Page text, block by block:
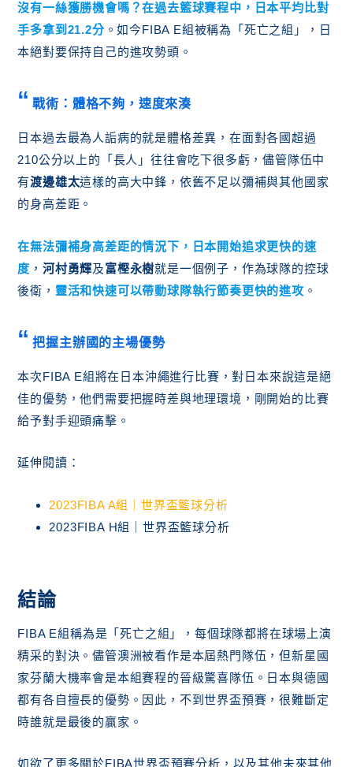
沒有一絲獲勝機會嗎？在過去籃球賽程中，日本平均比對
手多拿到21.2分。如今FIBA E組被稱為「死亡之組」，日
本絕對要保持自己的進攻勢頭。
戰術：體格不夠，速度來湊
日本過去最為人詬病的就是體格差異，在面對各國超過
210公分以上的「長人」往往會吃下很多虧，儘管隊伍中
有渡邊雄太這樣的高大中鋒，依舊不足以彌補與其他國家
的身高差距。
在無法彌補身高差距的情況下， 日本開始追求更快的速
度 ，河村勇輝及富樫永樹就是一個例子，作為球隊的控球
後衛， 靈活和快速可以帶動球隊執行節奏更快的進攻 。
把握主辦國的主場優勢
本次FIBA E組將在日本沖繩進行比賽，對日本來說這是絕
佳的優勢，他們需要把握時差與地理環境，剛開始的比賽
給予對手迎頭痛擊。
延伸閱讀：
2023FIBA A組｜世界盃籃球分析
2023FIBA H組｜世界盃籃球分析
結論
FIBA E組稱為是「死亡之組」，每個球隊都將在球場上演
精采的對決。儘管澳洲被看作是本屆熱門隊伍，但新星國
家芬蘭大機率會是本組賽程的晉級驚喜隊伍。日本與德國
都有各自擅長的優勢。因此，不到世界盃預賽，很難斷定
時誰就是最後的贏家。
如欲了更多關於FIBA世界盃預賽分析，以及其他未來其他